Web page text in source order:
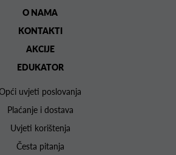
O NAMA
KONTAKTI
AKCIJE
EDUKATOR
uvjeti poslovanja
Plaćanje i dostava
Uvjeti korištenja
Česta pitanja